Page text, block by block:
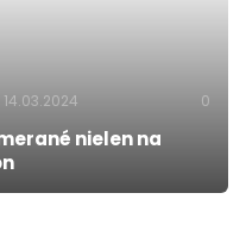
14.03.2024 0
nielen na